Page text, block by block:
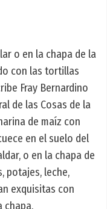
o en la chapa de la
con las tortillas
Fray Bernardino
de las Cosas de la
de maíz con
en el suelo del
o en la chapa de
potajes, leche,
exquisitas con
chapa.